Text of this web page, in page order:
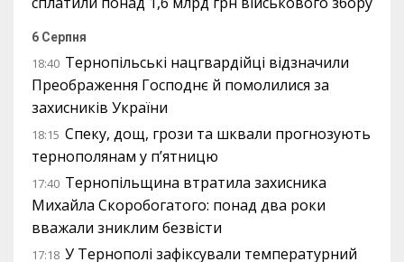
6 Серпня
18:40 Тернопільські нацгвардійці відзначили
Преображення Господнє й помолилися за
захисників України
18:15 Спеку, дощ, грози та шквали прогнозують
тернополянам у п’ятницю
17:40 Тернопільщина втратила захисника
Михайла Скоробогатого: понад два роки
вважали зниклим безвісти
17:18 У Тернополі зафіксували температурний